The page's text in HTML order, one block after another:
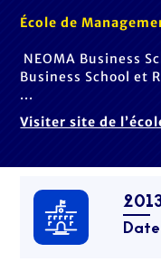
École de
NEOMA Business
Business School et
...
Visiter site de